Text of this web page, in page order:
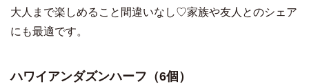
大人まで楽しめること間違いなし♡家族や友人とのシェア
にも最適です。
ハワイアンダズンハーフ（6個）